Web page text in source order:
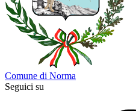
Comune di Norma
Seguici su